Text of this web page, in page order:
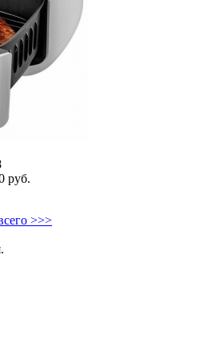
руб.
>>>